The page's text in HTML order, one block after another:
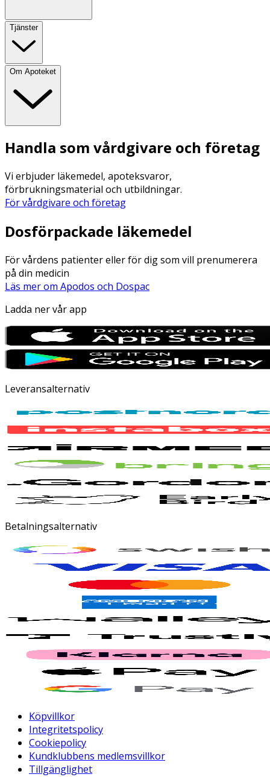
Tjänster
Om Apoteket
Handla som vårdgivare och företag
Vi erbjuder läkemedel, apoteksvaror,
förbrukningsmaterial och utbildningar.
För vårdgivare och företag
Dosförpackade läkemedel
För vårdens patienter eller för dig som vill prenumerera
på din medicin
Läs mer om Apodos och Dospac
Ladda ner vår app
Leveransalternativ
Betalningsalternativ
Köpvillkor
Integritetspolicy
Cookiepolicy
Kundklubbens medlemsvillkor
Tillgänglighet